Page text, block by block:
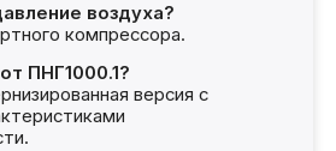
воздуха?
компрессора.
ПНГ1000.1?
версия с